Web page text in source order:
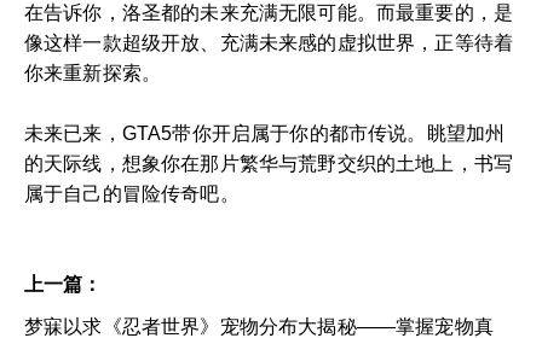
在告诉你，洛圣都的未来充满无限可能。而最重要的，是
像这样一款超级开放、充满未来感的虚拟世界，正等待着
你来重新探索。
未来已来，GTA5带你开启属于你的都市传说。眺望加州
的天际线，想象你在那片繁华与荒野交织的土地上，书写
属于自己的冒险传奇吧。
上一篇：
梦寐以求《忍者世界》宠物分布大揭秘——掌握宠物真